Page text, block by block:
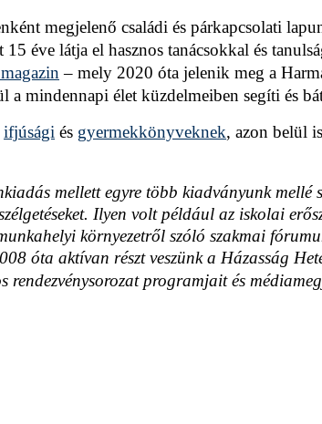
megjelenő családi és párkapcsolati
éve látja el hasznos tanácsokkal és
– mely 2020 óta jelenik meg a
a mindennapi élet küzdelmeiben segíti és
ifjúsági és gyermekkönyveknek, azon belül
mellett egyre több kiadványunk mellé
Ilyen volt például az iskolai
környezetről szóló szakmai
óta aktívan részt veszünk a Házasság
rendezvénysorozat programjait és